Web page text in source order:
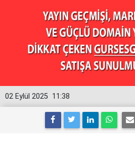
11:38
02 Eylül 2025